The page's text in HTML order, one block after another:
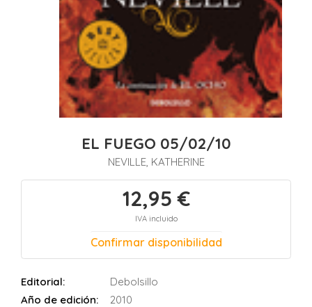
EL FUEGO 05/02/10
NEVILLE, KATHERINE
12,95 €
IVA incluido
Confirmar disponibilidad
Editorial:
Debolsillo
Año de edición:
2010